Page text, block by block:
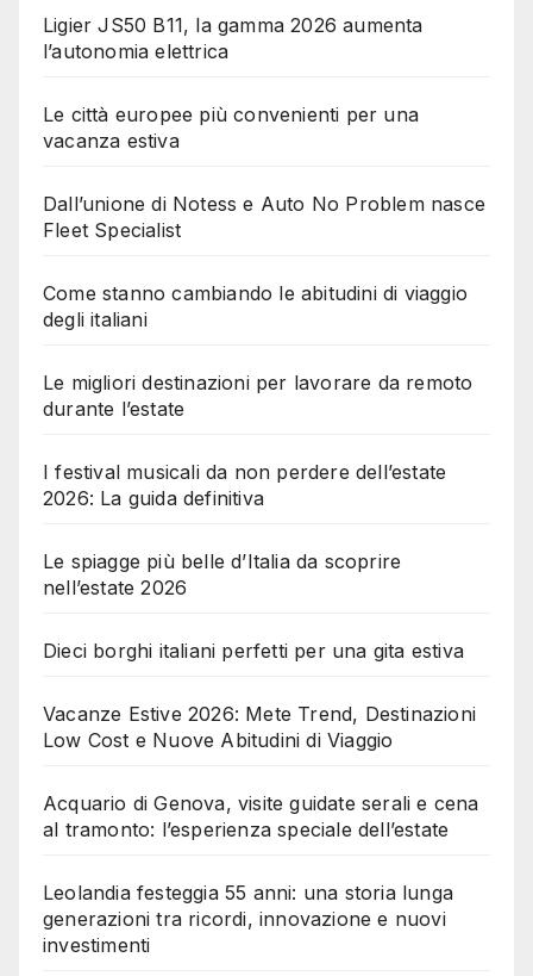
Ligier JS50 B11, la gamma 2026 aumenta
l’autonomia elettrica
Le città europee più convenienti per una
vacanza estiva
Dall’unione di Notess e Auto No Problem nasce
Fleet Specialist
Come stanno cambiando le abitudini di viaggio
degli italiani
Le migliori destinazioni per lavorare da remoto
durante l’estate
I festival musicali da non perdere dell’estate
2026: La guida definitiva
Le spiagge più belle d’Italia da scoprire
nell’estate 2026
Dieci borghi italiani perfetti per una gita estiva
Vacanze Estive 2026: Mete Trend, Destinazioni
Low Cost e Nuove Abitudini di Viaggio
Acquario di Genova, visite guidate serali e cena
al tramonto: l’esperienza speciale dell’estate
Leolandia festeggia 55 anni: una storia lunga
generazioni tra ricordi, innovazione e nuovi
investimenti